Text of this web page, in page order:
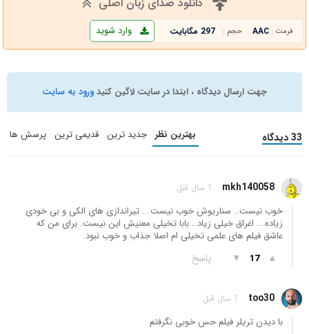
فرمت : AAC حجم : 297 مگابایت وارد شوید
جهت ارسال دیدگاه ، ابتدا در سایت لاگین کنیدورود به سایت
33 دیدگاه بهترین نظر جدید ترین قدیمی ترین پرسش ها
mkh140058 1 سال قبل
خوب نیست.. سناریوش خوب نیست... تیراندازی های الکی و بی خودی
زیاده... اغراق خیلی زیاد.. بابا تخیلی معنیش این نیست. برای من که
عاشق فیلم های علمی تخیلی ام اصلا جذاب و خوب نبود.
▲
17
▼ پاسخ
too30 1 سال قبل
با دیدن تریلر فیلم حس خوبی نگرفتم